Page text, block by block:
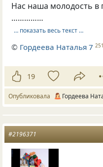
Нас наша молодость в
……………
… показать весь текст …
© Гордеева Наталья 7 251
19
Опубликовала Гордеева
#2196371